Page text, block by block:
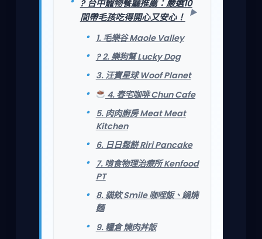
? 台中寵物餐廳推薦：嚴選10
間帶毛孩吃得開心又安心！
1. 毛樂谷 Maole Valley
? 2. 樂狗幫 Lucky Dog
3. 汪寶星球 Woof Planet
4. 春宅咖啡 Chun Cafe
5. 肉肉廚房 Meat Meat
Kitchen
6. 日日鬆餅 Riri Pancake
7. 啃食物理治療所 Kenfood
PT
8. 貓欸 Smile 咖哩飯、鍋燒
麵
9. 糧倉 燒肉丼飯